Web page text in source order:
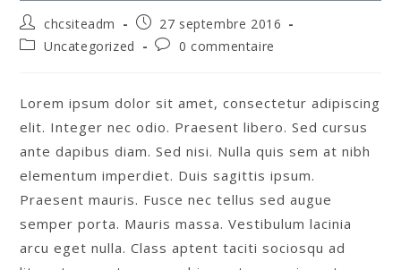
chcsiteadm
27 septembre 2016
Uncategorized
0 commentaire
Lorem ipsum dolor sit amet, consectetur adipiscing
elit. Integer nec odio. Praesent libero. Sed cursus
ante dapibus diam. Sed nisi. Nulla quis sem at nibh
elementum imperdiet. Duis sagittis ipsum.
Praesent mauris. Fusce nec tellus sed augue
semper porta. Mauris massa. Vestibulum lacinia
arcu eget nulla. Class aptent taciti sociosqu ad